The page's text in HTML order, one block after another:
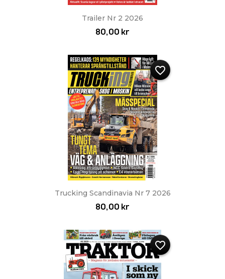
Trailer Nr 2 2026
80,00 kr
Trucking Scandinavia Nr 7 2026
80,00 kr
favorite_border
favorite_border